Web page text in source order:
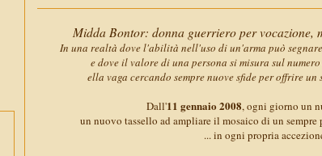
Midda Bontor: donna guerriero per vocazione,
In una realtà dove l'abilità nell'uso di un'arma può
e dove il valore di una persona si misura sul
ella vaga cercando sempre nuove sfide per offrire
Dall'11 gennaio 2008, ogni giorno un
un nuovo tassello ad ampliare il mosaico di un
... in ogni propria